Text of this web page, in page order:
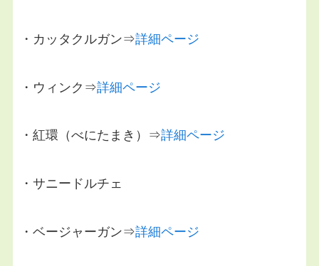
・カッタクルガン⇒詳細ページ
・ウィンク⇒詳細ページ
・紅環（べにたまき）⇒詳細ページ
・サニードルチェ
・ベージャーガン⇒詳細ページ